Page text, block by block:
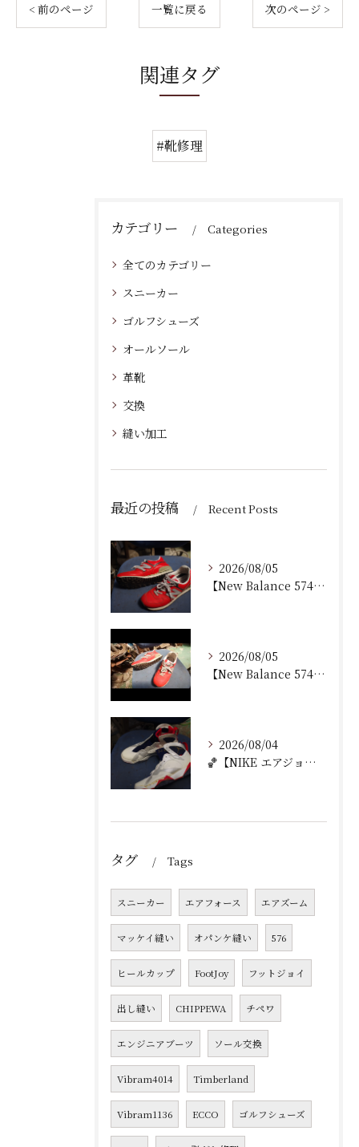
< 前のページ 一覧に戻る 次のページ >
関連タグ
#靴修理
カテゴリー Categories
全てのカテゴリー
スニーカー
ゴルフシューズ
オールソール
革靴
交換
縫い加工
最近の投稿 Recent Posts
2026/08/05
【New Balance 574 修理｜加水分解したウェッジ...
2026/08/05
【New Balance 574 修理｜ウェッジヒール加水分...
2026/08/04
🏀【NIKE エアジョーダン7 加水分解修理｜ミッドソール交...
タグ Tags
スニーカー エアフォース エアズーム
マッケイ縫い オパンケ縫い 576
ヒールカップ FootJoy フットジョイ
出し縫い CHIPPEWA チペワ
エンジニアブーツ ソール交換
Vibram4014 Timberland
Vibram1136 ECCO ゴルフシューズ